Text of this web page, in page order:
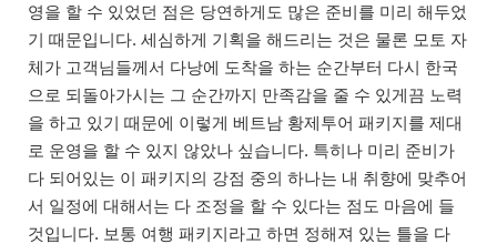
영을 할 수 있었던 점은 당연하게도 많은 준비를 미리 해두었
기 때문입니다. 세심하게 기획을 해드리는 것은 물론 모토 자
체가 고객님들께서 다낭에 도착을 하는 순간부터 다시 한국
으로 되돌아가시는 그 순간까지 만족감을 줄 수 있게끔 노력
을 하고 있기 때문에 이렇게 베트남 황제투어 패키지를 제대
로 운영을 할 수 있지 않았나 싶습니다. 특히나 미리 준비가
다 되어있는 이 패키지의 강점 중의 하나는 내 취향에 맞추어
서 일정에 대해서는 다 조정을 할 수 있다는 점도 마음에 들
것입니다. 보통 여행 패키지라고 하면 정해져 있는 틀을 다